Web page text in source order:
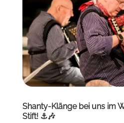
Shanty-Klänge bei uns im
Stift! ⚓🎶